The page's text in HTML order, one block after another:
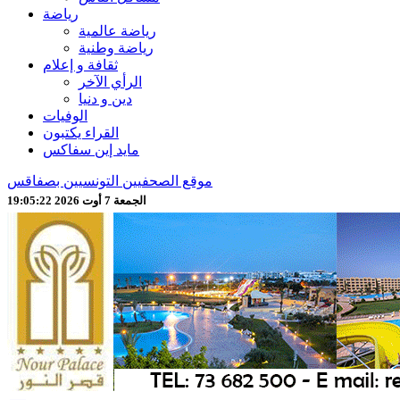
رياضة
رياضة عالمية
رياضة وطنية
ثقافة و إعلام
الرأي الآخر
دين و دنيا
الوفيات
القراء يكتبون
مايد إين سفاكس
موقع الصحفيين التونسيين بصفاقس
الجمعة 7 أوت 2026 19:05:24